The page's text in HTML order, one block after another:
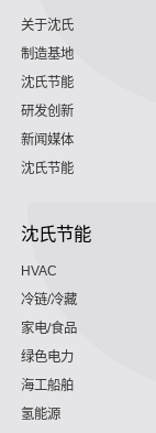
关于沈氏
制造基地
沈氏节能
研发创新
新闻媒体
沈氏节能
沈氏节能
HVAC
冷链/冷藏
家电/食品
绿色电力
海工船舶
氢能源